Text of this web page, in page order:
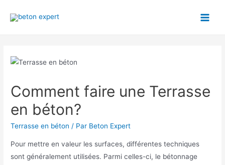
Main
Comment faire une Terrasse
en béton?
Terrasse en béton / Par Beton Expert
Pour mettre en valeur les surfaces, différentes techniques
sont généralement utilisées. Parmi celles-ci, le bétonnage